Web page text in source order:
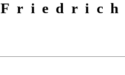
Friedrich